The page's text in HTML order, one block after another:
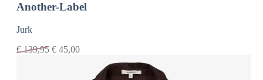
Another-Label
Jurk
€139,95 € 45,00